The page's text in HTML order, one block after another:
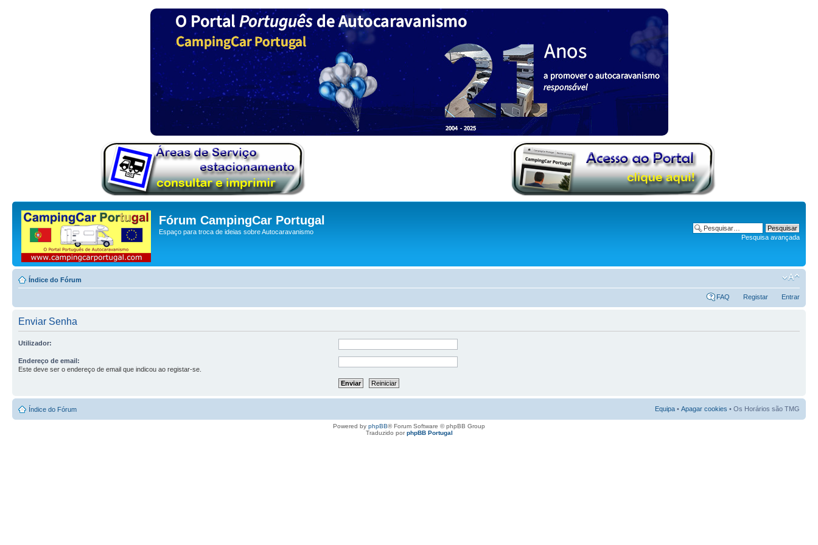
Fórum CampingCar Portugal
Espaço para troca de ideias sobre Autocaravanismo
Pesquisa avançada
Índice do Fórum
FAQ Registar Entrar
Enviar Senha
Utilizador:
Endereço de email:
Este deve ser o endereço de email que indicou ao registar-se.
Índice do Fórum Equipa • Apagar cookies • Os Horários são TMG
Powered by phpBB® Forum Software © phpBB Group
Traduzido porphpBB Portugal